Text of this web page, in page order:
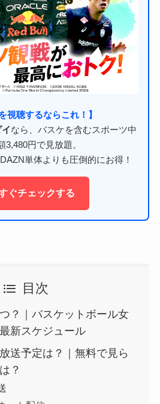
視聴するならこれ！】
なら、バスケを含むスポーツ中
3,480円で見放題。
単体よりも圧倒的にお得！
ぐチェックする
目次
？｜バスケットボール女
新スケジュール
送予定は？｜無料で見ら
？